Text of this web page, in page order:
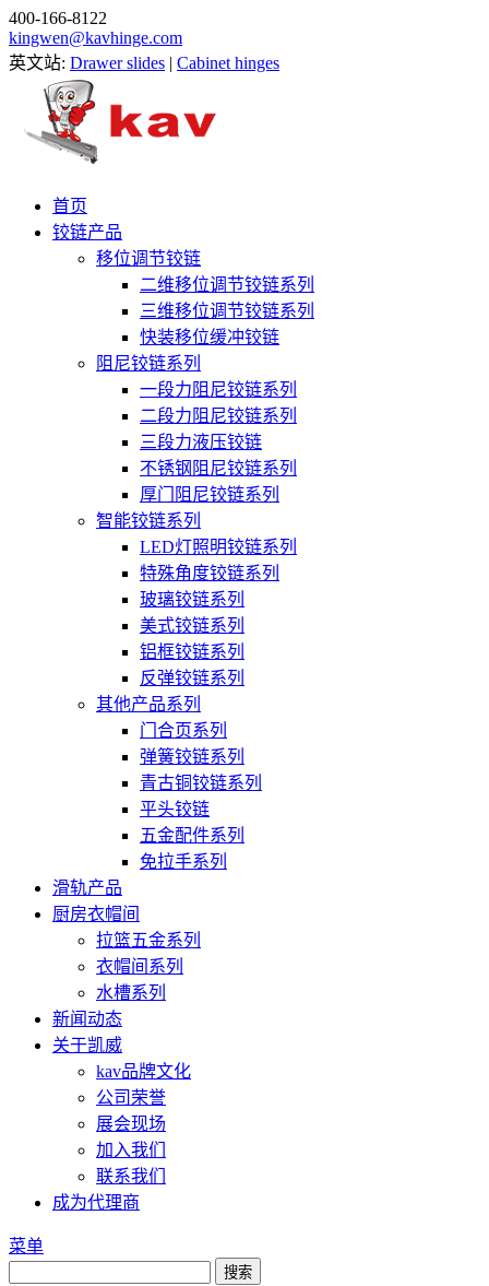
400-166-8122
kingwen@kavhinge.com
英文站: Drawer slides | Cabinet hinges
首页
铰链产品
移位调节铰链
二维移位调节铰链系列
三维移位调节铰链系列
快装移位缓冲铰链
阻尼铰链系列
一段力阻尼铰链系列
二段力阻尼铰链系列
三段力液压铰链
不锈钢阻尼铰链系列
厚门阻尼铰链系列
智能铰链系列
LED灯照明铰链系列
特殊角度铰链系列
玻璃铰链系列
美式铰链系列
铝框铰链系列
反弹铰链系列
其他产品系列
门合页系列
弹簧铰链系列
青古铜铰链系列
平头铰链
五金配件系列
免拉手系列
滑轨产品
厨房衣帽间
拉篮五金系列
衣帽间系列
水槽系列
新闻动态
关于凯威
kav品牌文化
公司荣誉
展会现场
加入我们
联系我们
成为代理商
菜单